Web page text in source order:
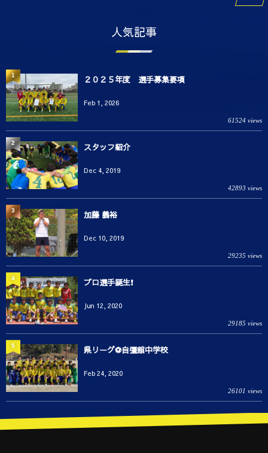
人気記事
２０２５年度 選手募集要項
Feb 1, 2026
61524 views
1
スタッフ紹介
Dec 4, 2019
42893 views
2
加藤 義裕
Dec 10, 2019
29235 views
3
プロ選手誕生❗️
Jun 12, 2020
29185 views
4
県リーグ⚽️自彊館中学校
Feb 24, 2020
26101 views
5